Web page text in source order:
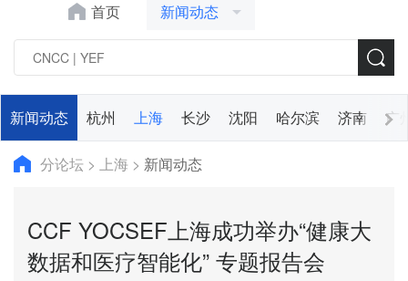
首页 新闻动态
新闻动态 杭州 上海 长沙 沈阳 哈尔滨 济南 广
分论坛 > 上海 > 新闻动态
CCF YOCSEF上海成功举办“健康大
数据和医疗智能化” 专题报告会